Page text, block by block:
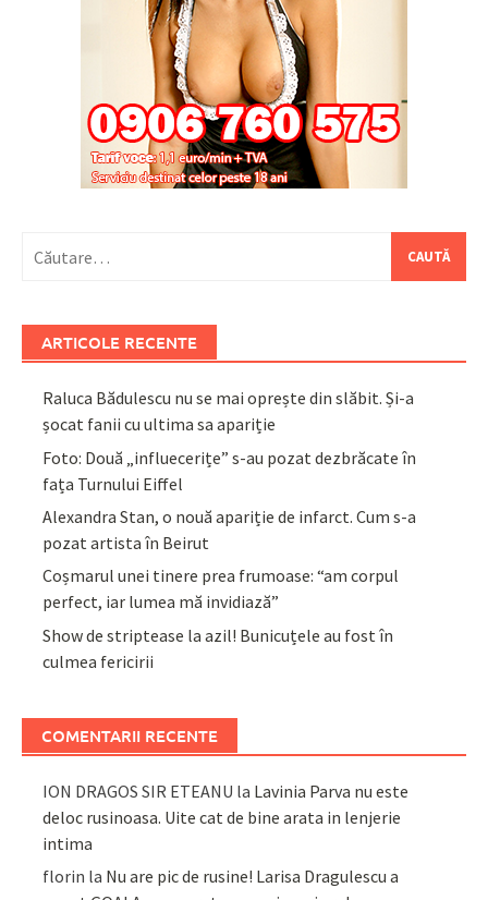
după:
ARTICOLE RECENTE
Raluca Bădulescu nu se mai oprește din slăbit. Și-a
șocat fanii cu ultima sa apariție
Foto: Două „influecerițe” s-au pozat dezbrăcate în
fața Turnului Eiffel
Alexandra Stan, o nouă apariție de infarct. Cum s-a
pozat artista în Beirut
Coșmarul unei tinere prea frumoase: “am corpul
perfect, iar lumea mă invidiază”
Show de striptease la azil! Bunicuțele au fost în
culmea fericirii
COMENTARII RECENTE
ION DRAGOS SIR ETEANU la Lavinia Parva nu este
deloc rusinoasa. Uite cat de bine arata in lenjerie
intima
florin la Nu are pic de rusine! Larisa Dragulescu a